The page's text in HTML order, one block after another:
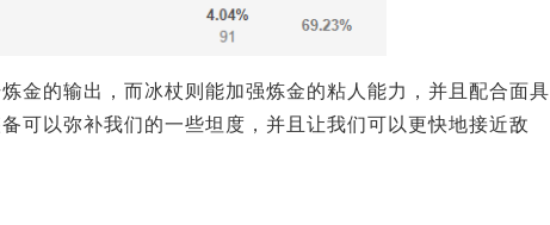
金的输出，而冰杖则能加强炼金的粘人能力，并且配合面具
可以弥补我们的一些坦度，并且让我们可以更快地接近敌